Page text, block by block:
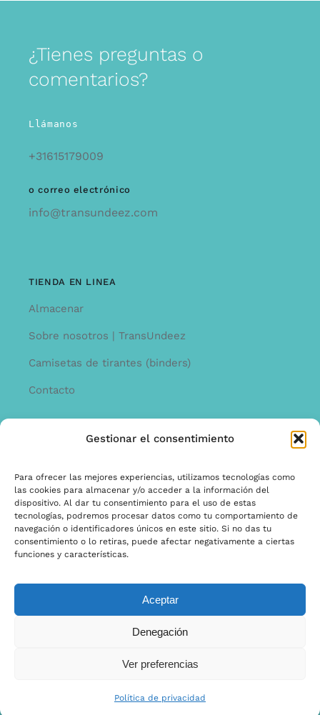
Gestionar el consentimiento
Para ofrecer las mejores experiencias, utilizamos tecnologías como
las cookies para almacenar y/o acceder a la información del
dispositivo. Al dar tu consentimiento para el uso de estas
tecnologías, podremos procesar datos como tu comportamiento de
navegación o identificadores únicos en este sitio. Si no das tu
consentimiento o lo retiras, puede afectar negativamente a ciertas
funciones y características.
Aceptar
Denegación
Ver preferencias
Política de privacidad
¿Tienes preguntas o
comentarios?
Llámanos
+31615179009
o correo electrónico
info@transundeez.com
TIENDA EN LINEA
Almacenar
Sobre nosotros | TransUndeez
Camisetas de tirantes (binders)
Contacto
Offerta
garantía y quejas
Términos y condiciones
Política de privacidad
Internetbureau Scriptex